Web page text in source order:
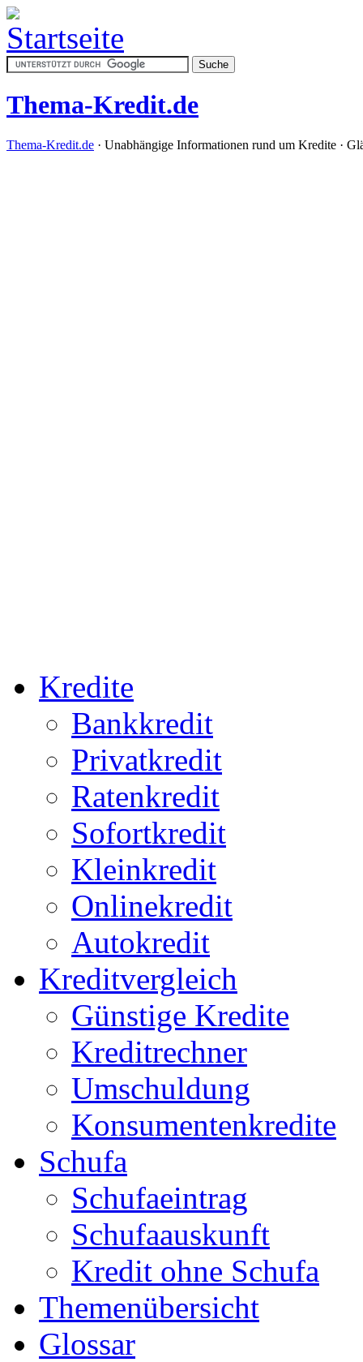
Thema-Kredit.de
Thema-Kredit.de · Unabhängige Informationen rund um Kredite ·
Kredite
Bankkredit
Privatkredit
Ratenkredit
Sofortkredit
Kleinkredit
Onlinekredit
Autokredit
Kreditvergleich
Günstige Kredite
Kreditrechner
Umschuldung
Konsumentenkredite
Schufa
Schufaeintrag
Schufaauskunft
Kredit ohne Schufa
Themenübersicht
Glossar